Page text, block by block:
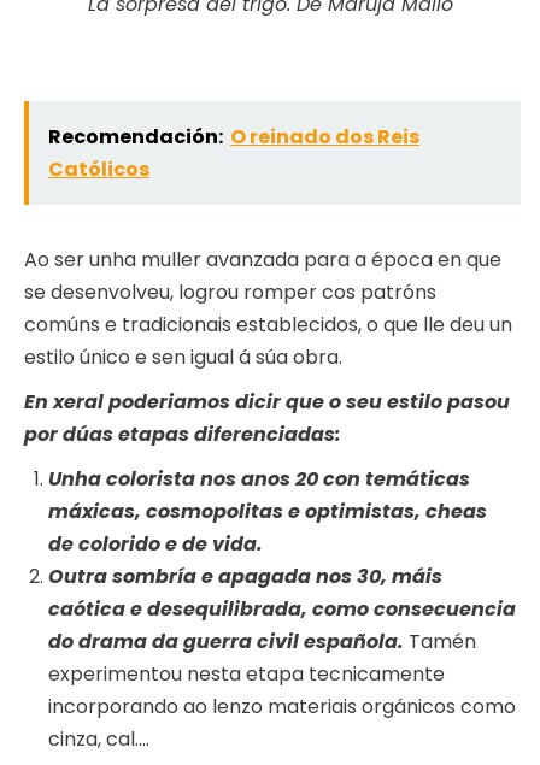
Recomendación: O reinado dos Reis
Católicos
Ao ser unha muller avanzada para a época en que
se desenvolveu, logrou romper cos patróns
comúns e tradicionais establecidos, o que lle deu un
estilo único e sen igual á súa obra.
En xeral poderiamos dicir que o seu estilo pasou
por dúas etapas diferenciadas:
Unha colorista nos anos 20 con temáticas
máxicas, cosmopolitas e optimistas, cheas
de colorido e de vida.
Outra sombría e apagada nos 30, máis
caótica e desequilibrada, como consecuencia
do drama da guerra civil española. Tamén
experimentou nesta etapa tecnicamente
incorporando ao lenzo materiais orgánicos como
cinza, cal….